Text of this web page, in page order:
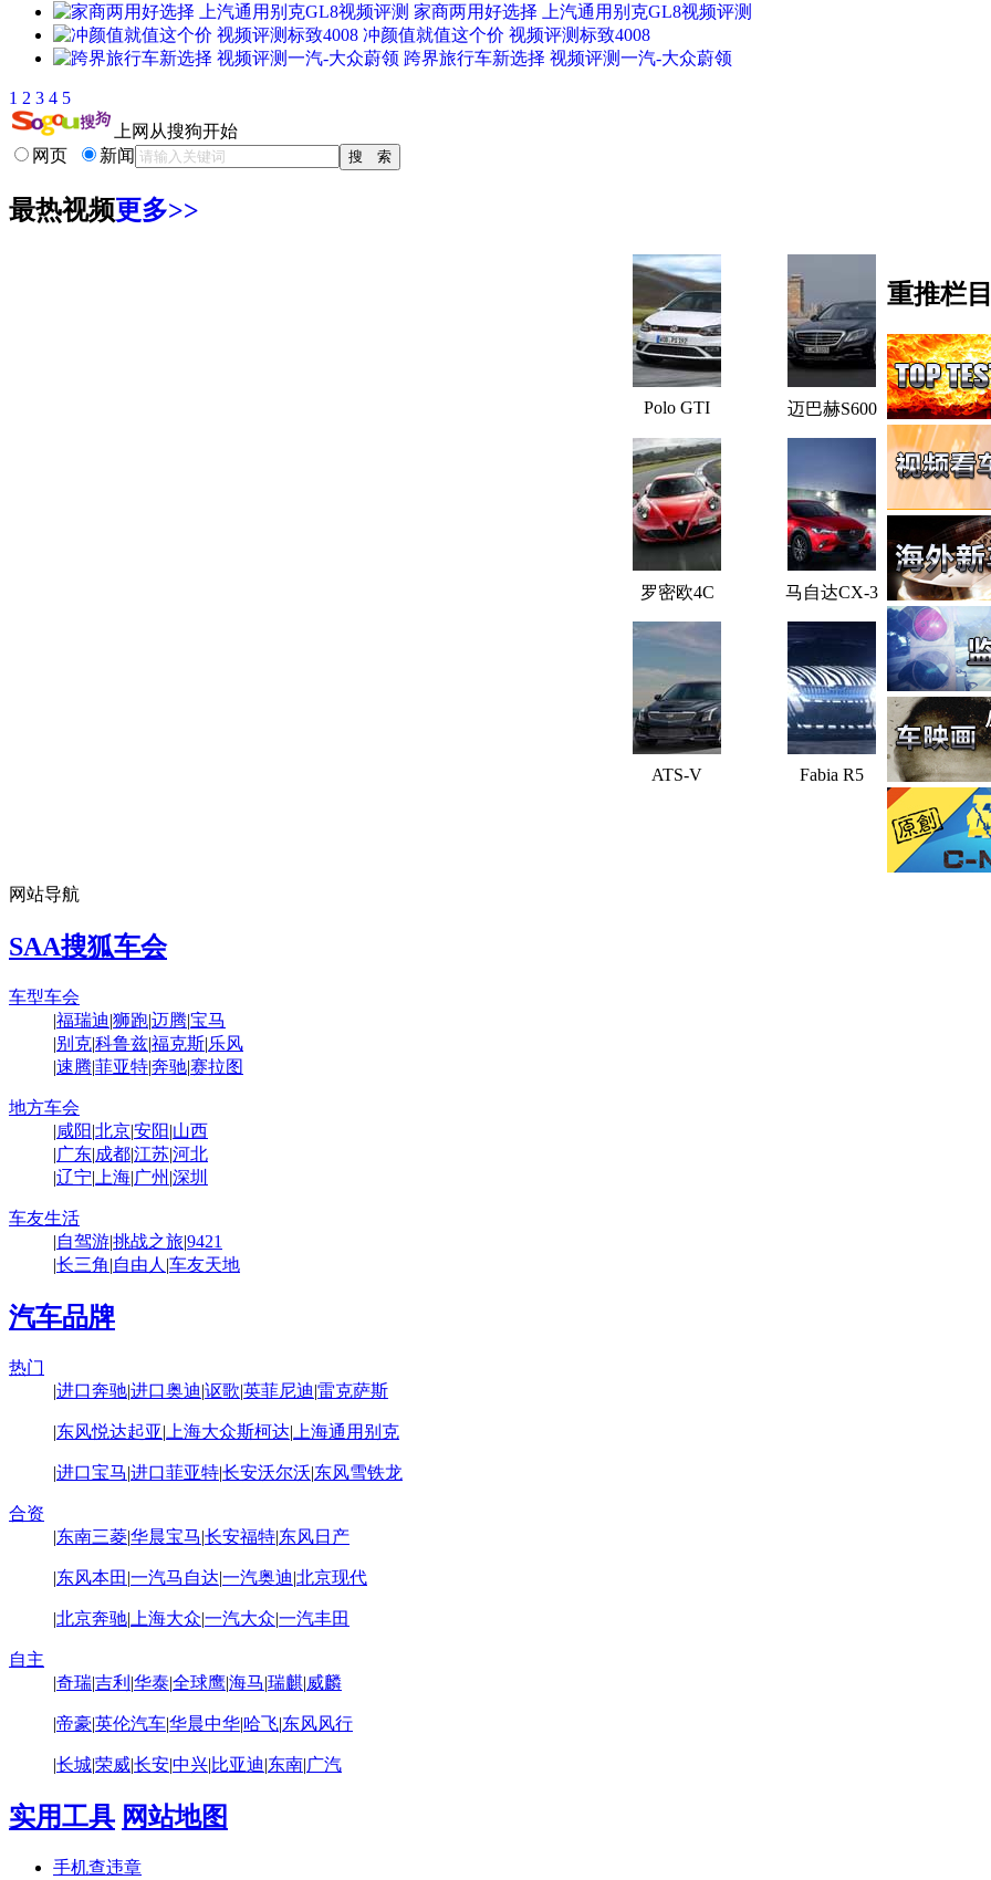
家商两用好选择 上汽通用别克GL8视频评测
冲颜值就值这个价 视频评测标致4008
跨界旅行车新选择 视频评测一汽-大众蔚领
1 2 3 4 5
上网从搜狗开始
网页
新闻
最热视频更多>>
Polo GTI 迈巴赫S600
罗密欧4C 马自达CX-3
ATS-V Fabia R5
重推栏
网站导航
SAA搜狐车会
车型车会
|福瑞迪|狮跑|迈腾|宝马
|别克|科鲁兹|福克斯|乐风
|速腾|菲亚特|奔驰|赛拉图
地方车会
|咸阳|北京|安阳|山西
|广东|成都|江苏|河北
|辽宁| 上海|广州 |深圳
车友生活
|自驾游|挑战之旅|9421
|长三角|自由人 |车友天地
汽车品牌
热门
|进口奔驰|进口奥迪|讴歌|英菲尼迪|雷克萨斯
|东风悦达起亚| 上海大众斯柯达| 上海通用别克
|进口宝马|进口菲亚特|长安沃尔沃|东风雪铁龙
合资
|东南三菱|华晨宝马|长安福特|东风日产
|东风本田 |一汽马自达|一汽奥迪|北京现代
|北京奔驰| 上海大众|一汽大众|一汽丰田
自主
|奇瑞|吉利 |华泰|全球鹰|海马|瑞麒|威麟
|帝豪|英伦汽车|华晨中华|哈飞|东风风行
|长城|荣威|长安|中兴|比亚迪|东南|广汽
实用工具 网站地图
手机查违章